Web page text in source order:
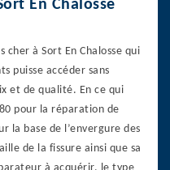
En Chalosse
à Sort En Chalosse qui
puisse accéder sans
et de qualité. En ce qui
pour la réparation de
la base de l’envergure des
de la fissure ainsi que sa